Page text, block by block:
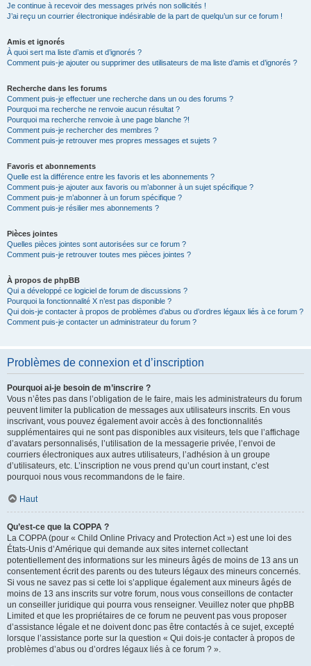
Je continue à recevoir des messages privés non sollicités !
J’ai reçu un courrier électronique indésirable de la part de quelqu’un sur ce forum !
Amis et ignorés
À quoi sert ma liste d’amis et d’ignorés ?
Comment puis-je ajouter ou supprimer des utilisateurs de ma liste d’amis et d’ignorés ?
Recherche dans les forums
Comment puis-je effectuer une recherche dans un ou des forums ?
Pourquoi ma recherche ne renvoie aucun résultat ?
Pourquoi ma recherche renvoie à une page blanche ?!
Comment puis-je rechercher des membres ?
Comment puis-je retrouver mes propres messages et sujets ?
Favoris et abonnements
Quelle est la différence entre les favoris et les abonnements ?
Comment puis-je ajouter aux favoris ou m’abonner à un sujet spécifique ?
Comment puis-je m’abonner à un forum spécifique ?
Comment puis-je résilier mes abonnements ?
Pièces jointes
Quelles pièces jointes sont autorisées sur ce forum ?
Comment puis-je retrouver toutes mes pièces jointes ?
À propos de phpBB
Qui a développé ce logiciel de forum de discussions ?
Pourquoi la fonctionnalité X n’est pas disponible ?
Qui dois-je contacter à propos de problèmes d’abus ou d’ordres légaux liés à ce forum ?
Comment puis-je contacter un administrateur du forum ?
Problèmes de connexion et d’inscription
Pourquoi ai-je besoin de m’inscrire ?
Vous n’êtes pas dans l’obligation de le faire, mais les administrateurs du forum
peuvent limiter la publication de messages aux utilisateurs inscrits. En vous
inscrivant, vous pouvez également avoir accès à des fonctionnalités
supplémentaires qui ne sont pas disponibles aux visiteurs, tels que l’affichage
d’avatars personnalisés, l’utilisation de la messagerie privée, l’envoi de
courriers électroniques aux autres utilisateurs, l’adhésion à un groupe
d’utilisateurs, etc. L’inscription ne vous prend qu’un court instant, c’est
pourquoi nous vous recommandons de le faire.
Haut
Qu’est-ce que la COPPA ?
La COPPA (pour « Child Online Privacy and Protection Act ») est une loi des
États-Unis d’Amérique qui demande aux sites internet collectant
potentiellement des informations sur les mineurs âgés de moins de 13 ans un
consentement écrit des parents ou des tuteurs légaux des mineurs concernés.
Si vous ne savez pas si cette loi s’applique également aux mineurs âgés de
moins de 13 ans inscrits sur votre forum, nous vous conseillons de contacter
un conseiller juridique qui pourra vous renseigner. Veuillez noter que phpBB
Limited et que les propriétaires de ce forum ne peuvent pas vous proposer
d’assistance légale et ne doivent donc pas être contactés à ce sujet, excepté
lorsque l’assistance porte sur la question « Qui dois-je contacter à propos de
problèmes d’abus ou d’ordres légaux liés à ce forum ? ».